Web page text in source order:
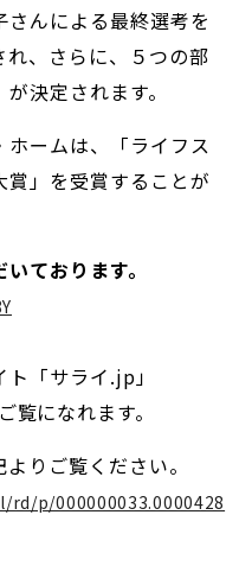
んによる最終選考を
、さらに、５つの部
決定されます。
ームは、「ライフス
」を受賞することが
ております。
ト「サライ.jp」
になれます。
りご覧ください。
p/000000033.0000428